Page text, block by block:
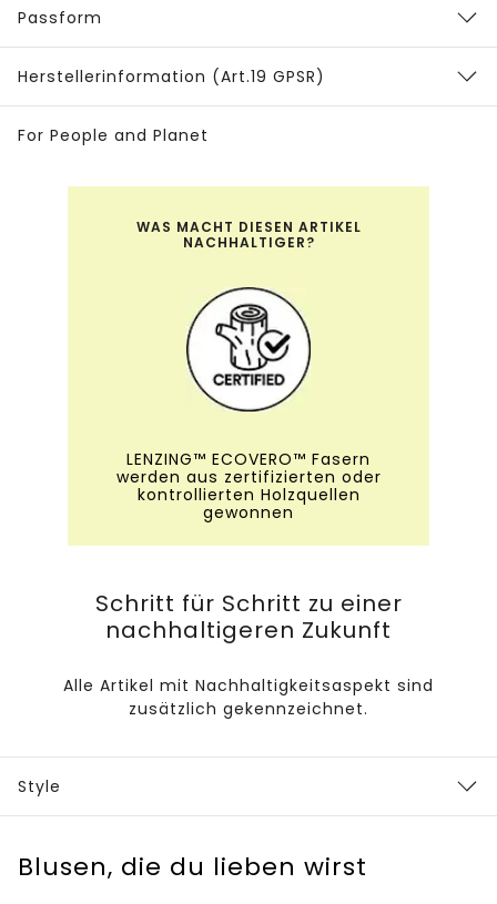
Passform
Herstellerinformation (Art.19 GPSR)
For People and Planet
WAS MACHT DIESEN ARTIKEL
NACHHALTIGER?
LENZING™ ECOVERO™ Fasern
werden aus zertifizierten oder
kontrollierten Holzquellen
gewonnen
Schritt für Schritt zu einer
nachhaltigeren Zukunft
Alle Artikel mit Nachhaltigkeitsaspekt sind
zusätzlich gekennzeichnet.
Style
Blusen, die du lieben wirst